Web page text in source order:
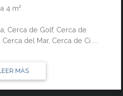
4 m².
Cerca de Golf, Cerca de
del Mar, Cerca de Ci ...
MÁS